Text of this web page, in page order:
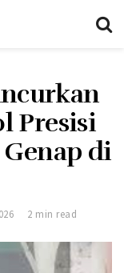
Presisi
di
2 min read